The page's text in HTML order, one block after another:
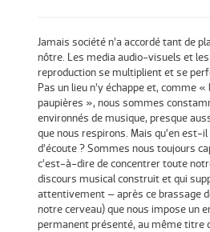
Jamais société n’a accordé tant de
nôtre. Les media audio-visuels et
reproduction se multiplient et se
Pas un lieu n’y échappe et, comme
paupières », nous sommes
environnés de musique, presque
que nous respirons. Mais qu’en est-
d’écoute ? Sommes nous toujours
c’est-à-dire de concentrer toute
discours musical construit et qui
attentivement – après ce brassage
notre cerveau) que nous impose un
permanent présenté, au même titre